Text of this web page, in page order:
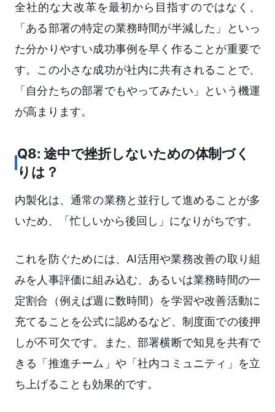
全社的な大改革を最初から目指すのではなく、
「ある部署の特定の業務時間が半減した」といっ
た分かりやすい成功事例を早く作ることが重要で
す。この小さな成功が社内に共有されることで、
「自分たちの部署でもやってみたい」という機運
が高まります。
Q8: 途中で挫折しないための体制づく
りは？
内製化は、通常の業務と並行して進めることが多
いため、「忙しいから後回し」になりがちです。
これを防ぐためには、AI活用や業務改善の取り組
みを人事評価に組み込む、あるいは業務時間の一
定割合（例えば週に数時間）を学習や改善活動に
充てることを公式に認めるなど、制度面での後押
しが不可欠です。また、部署横断で知見を共有で
きる「推進チーム」や「社内コミュニティ」を立
ち上げることも効果的です。